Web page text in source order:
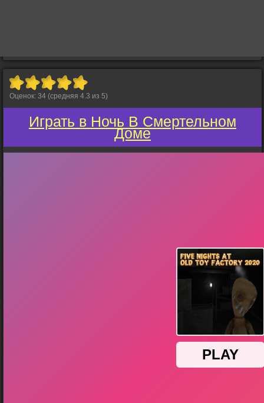
Оценок: 34 (средняя 4.3 из 5)
Играть в Ночь В Смертельном
Доме